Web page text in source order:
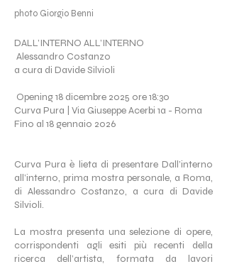
photo Giorgio Benni
DALL’INTERNO ALL’INTERNO
Alessandro Costanzo
a cura di Davide Silvioli
Opening 18 dicembre 2025 ore 18:30
Curva Pura | Via Giuseppe Acerbi 1a - Roma
Fino al 18 gennaio 2026
Curva Pura è lieta di presentare Dall’interno
all’interno, prima mostra personale, a Roma,
di Alessandro Costanzo, a cura di Davide
Silvioli.
La mostra presenta una selezione di opere,
corrispondenti agli esiti più recenti della
ricerca dell’artista, formata da lavori